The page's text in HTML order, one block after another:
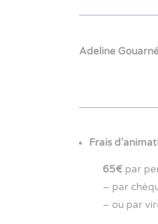
Adeline
Frais
65€ par
– par
– ou par